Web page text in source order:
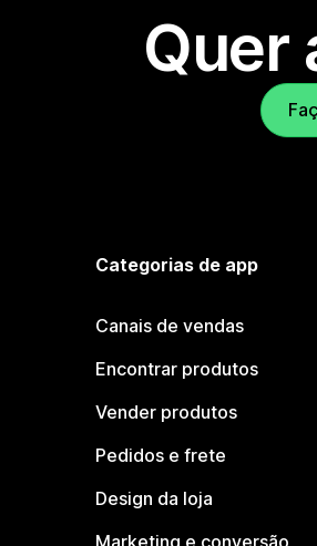
Quer
Categorias de app
Canais de vendas
Encontrar produtos
Vender produtos
Pedidos e frete
Design da loja